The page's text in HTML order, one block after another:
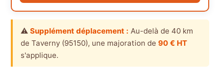
⚠️ Supplément déplacement : Au-delà de 40 km
de Taverny (95150), une majoration de 90 € HT
s'applique.